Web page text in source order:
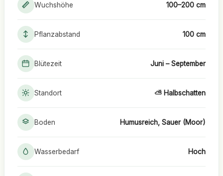
Wuchshöhe 100–200 cm
Pflanzabstand 100 cm
Blütezeit Juni – September
Standort ⛅ Halbschatten
Boden Humusreich, Sauer (Moor)
Wasserbedarf Hoch